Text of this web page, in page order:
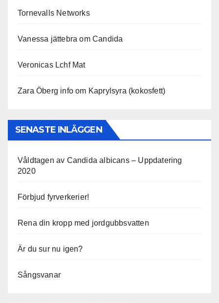
Tornevalls Networks
Vanessa jättebra om Candida
Veronicas Lchf Mat
Zara Öberg info om Kaprylsyra (kokosfett)
SENASTE INLÄGGEN
Våldtagen av Candida albicans – Uppdatering
2020
Förbjud fyrverkerier!
Rena din kropp med jordgubbsvatten
Är du sur nu igen?
Sångsvanar